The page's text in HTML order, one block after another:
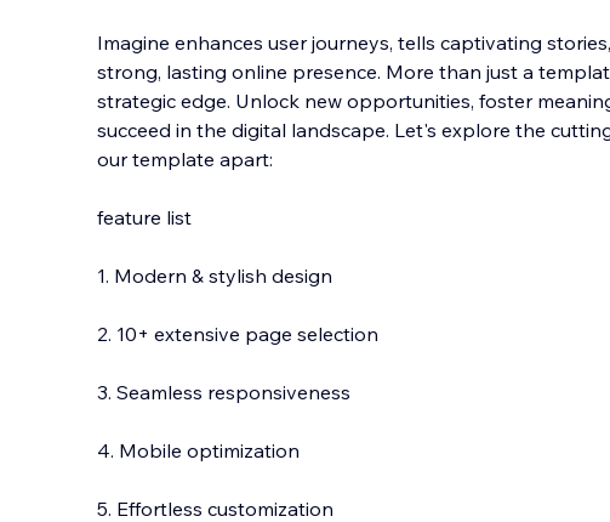
Imagine enhances user journeys, tells captivating
strong, lasting online presence. More than just a
strategic edge. Unlock new opportunities, foster
succeed in the digital landscape. Let's explore the
our template apart:
feature list
1. Modern & stylish design
2. 10+ extensive page selection
3. Seamless responsiveness
4. Mobile optimization
5. Effortless customization